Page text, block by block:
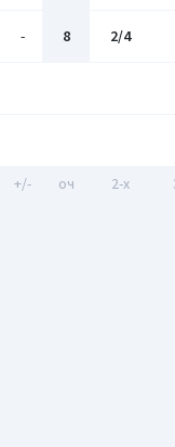
- 8 2/4
+/- оч 2-x